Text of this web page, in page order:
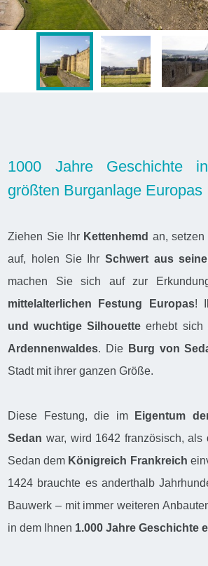
1000 Jahre Geschichte
größten Burganlage Europas
Ziehen Sie Ihr Kettenhemd an, setzen
auf, holen Sie Ihr Schwert aus
machen Sie sich auf zur
mittelalterlichen Festung Europas!
und wuchtige Silhouette erhebt sich
Ardennenwaldes. Die Burg von
Stadt mit ihrer ganzen Größe.
Diese Festung, die im
Eigentum
Sedan war, wird 1642 französisch, als
Sedan dem Königreich Frankreich
1424 brauchte es anderthalb
Bauwerk – mit immer weiteren
in dem Ihnen 1.000 Jahre Geschichte